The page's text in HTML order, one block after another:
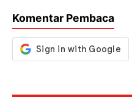
k
er
Komentar Pembaca